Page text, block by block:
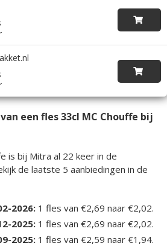
een fles 33cl MC Chouffe bij
is bij Mitra al 22 keer in de
de laatste 5 aanbiedingen in de
2026: 1 fles van €2,69 naar €2,02.
2025: 1 fles van €2,69 naar €2,02.
2025: 1 fles van €2,59 naar €1,94.